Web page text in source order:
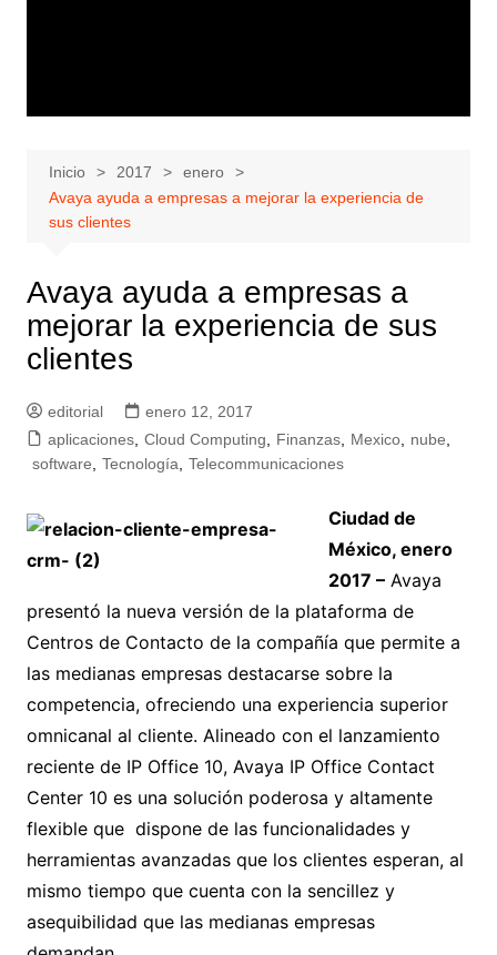
Inicio 2017
enero
Avaya ayuda a empresas a mejorar la experiencia de
sus clientes
Avaya ayuda a empresas a
mejorar la experiencia de sus
clientes
editorial
enero 12, 2017
aplicaciones, Cloud Computing Finanzas, Mexico, nube
software
Tecnología Telecommunicaciones
Ciudad de
México, enero
2017 –Avaya
presentó la nueva versión de la plataforma de
Centros de Contacto de la compañía que permite a
las medianas empresas destacarse sobre la
competencia, ofreciendo una experiencia superior
omnicanal al cliente. Alineado con el lanzamiento
reciente de IP Office 10, Avaya IP Office Contact
Center 10 es una solución poderosa y altamente
flexible que dispone de las funcionalidades y
herramientas avanzadas que los clientes esperan, al
mismo tiempo que cuenta con la sencillez y
asequibilidad que las medianas empresas